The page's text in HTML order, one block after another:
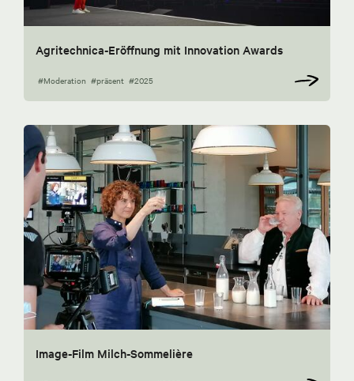
Agritechnica-Eröffnung mit Innovation Awards
#Moderation #präsent #2025
Image-Film Milch-Sommelière